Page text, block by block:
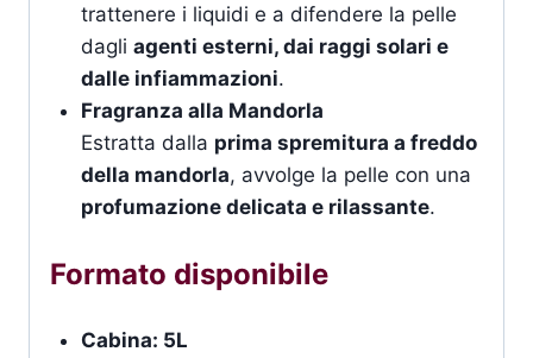
trattenere i liquidi e a difendere la pelle
dagli agenti esterni, dai raggi solari e
dalle infiammazioni.
Fragranza alla Mandorla
Estratta dalla prima spremitura a freddo
della mandorla, avvolge la pelle con una
profumazione delicata e rilassante.
Formato disponibile
Cabina: 5L